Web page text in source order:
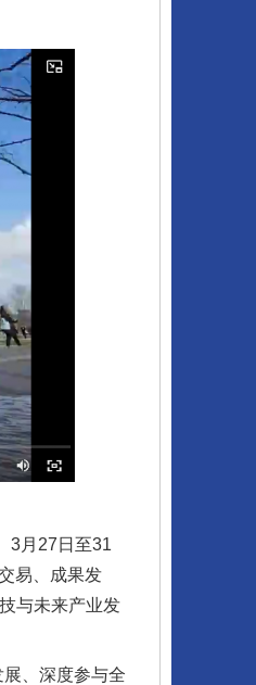
3月27日至31
易、成果发
与未来产业发
、深度参与全